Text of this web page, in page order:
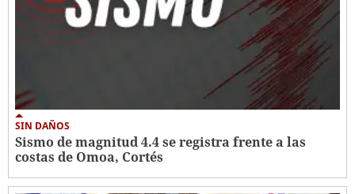
SIN DAÑOS
Sismo de magnitud 4.4 se registra frente a las
costas de Omoa, Cortés